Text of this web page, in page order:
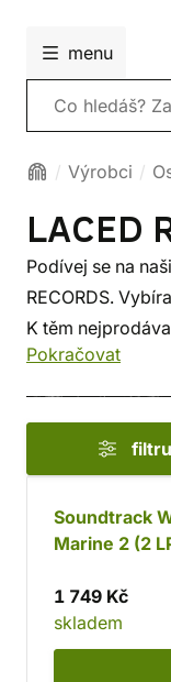
menu
Vyhledávání
Výrobci
LACED
Podívej se na
RECORDS.
K těm
soundtracky
LP).
Pokračovat
Soundtrack
Marine 2 (2
1 749 Kč
skladem